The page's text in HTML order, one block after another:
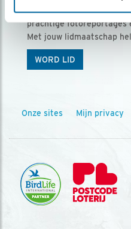
Vogels is het tijdschrift
prachtige fotoreportages
Met jouw lidmaatschap
WORD LID
Onze sites Mijn privacy